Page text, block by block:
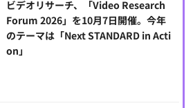
ビデオリサーチ、「Video Research
Forum 2026」を10月7日開催。今年
のテーマは「Next STANDARD in Acti
on」